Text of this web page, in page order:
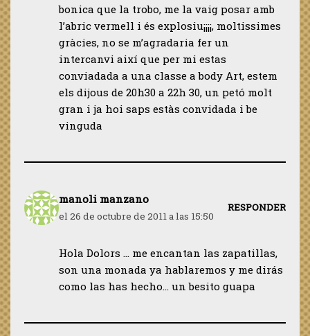
bonica que la trobo, me la vaig posar amb
l’abric vermell i és explosiu¡¡¡¡, moltissimes
gràcies, no se m’agradaria fer un
intercanvi així que per mi estas
conviadada a una classe a body Art, estem
els dijous de 20h30 a 22h 30, un petó molt
gran i ja hoi saps estàs convidada i be
vinguda
manoli manzano
el 26 de octubre de 2011 a las 15:50
RESPONDER
Hola Dolors … me encantan las zapatillas,
son una monada ya hablaremos y me dirás
como las has hecho… un besito guapa